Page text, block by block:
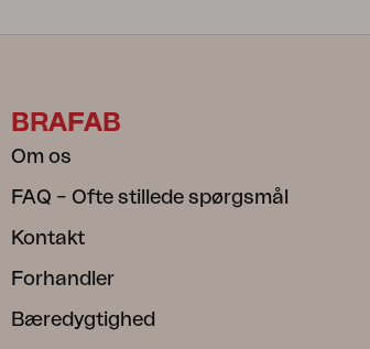
BRAFAB
Om os
FAQ – Ofte stillede spørgsmål
Kontakt
Forhandler
Bæredygtighed